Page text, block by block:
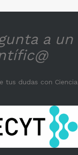
a un
tus dudas con Ciencia